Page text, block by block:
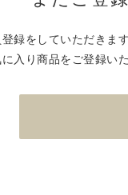
登録をしていただきま
入り商品をご登録い